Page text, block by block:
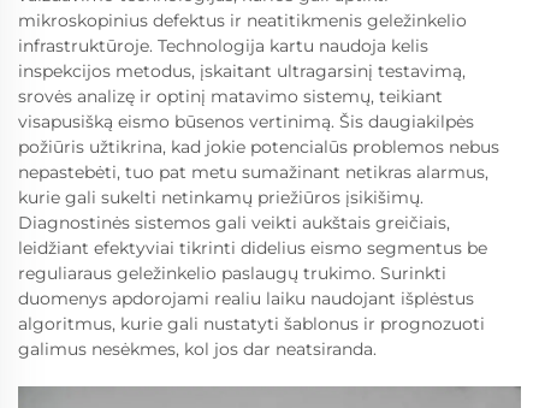
mikroskopinius defektus ir neatitikmenis geležinkelio
infrastruktūroje. Technologija kartu naudoja kelis
inspekcijos metodus, įskaitant ultragarsinį testavimą,
srovės analizę ir optinį matavimo sistemų, teikiant
visapusišką eismo būsenos vertinimą. Šis daugiakilpės
požiūris užtikrina, kad jokie potencialūs problemos nebus
nepastebėti, tuo pat metu sumažinant netikras alarmus,
kurie gali sukelti netinkamų priežiūros įsikišimų.
Diagnostinės sistemos gali veikti aukštais greičiais,
leidžiant efektyviai tikrinti didelius eismo segmentus be
reguliaraus geležinkelio paslaugų trukimo. Surinkti
duomenys apdorojami realiu laiku naudojant išplėstus
algoritmus, kurie gali nustatyti šablonus ir prognozuoti
galimus nesėkmes, kol jos dar neatsiranda.